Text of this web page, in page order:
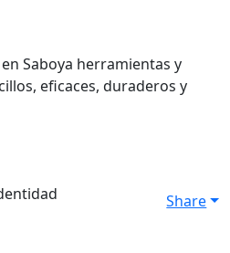
Saboya herramientas y
eficaces, duraderos y
Share